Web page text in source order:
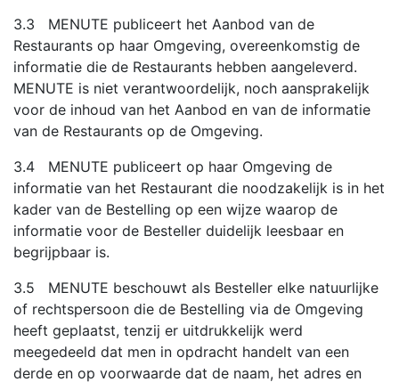
3.3 MENUTE publiceert het Aanbod van de
Restaurants op haar Omgeving, overeenkomstig de
informatie die de Restaurants hebben aangeleverd.
MENUTE is niet verantwoordelijk, noch aansprakelijk
voor de inhoud van het Aanbod en van de informatie
van de Restaurants op de Omgeving.
3.4 MENUTE publiceert op haar Omgeving de
informatie van het Restaurant die noodzakelijk is in het
kader van de Bestelling op een wijze waarop de
informatie voor de Besteller duidelijk leesbaar en
begrijpbaar is.
3.5 MENUTE beschouwt als Besteller elke natuurlijke
of rechtspersoon die de Bestelling via de Omgeving
heeft geplaatst, tenzij er uitdrukkelijk werd
meegedeeld dat men in opdracht handelt van een
derde en op voorwaarde dat de naam, het adres en